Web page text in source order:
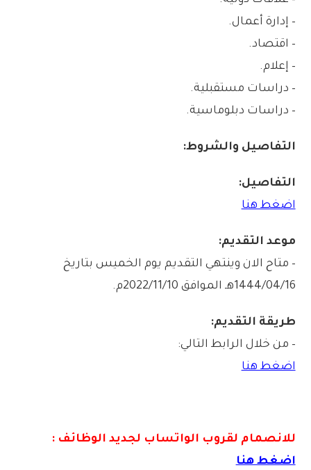
– إدارة أعمال.
– اقتصاد.
– إعلام.
– دراسات مستقبلية.
– دراسات دبلوماسية.
التفاصيل والشروط:
التفاصيل:
اضغط هنا
موعد التقديم:
– متاح الان وينتهي التقديم يوم الخميس بتاريخ
1444/04/16هـ الموافق 2022/11/10م.
طريقة التقديم:
– من خلال الرابط التالي:
اضغط هنا
للانصمام لقروب الواتساب لجديد الوظائف :
اضغط هنا